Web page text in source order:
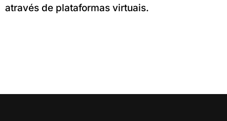
através de plataformas virtuais.